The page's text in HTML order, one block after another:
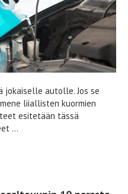
jokaiselle autolle. Jos se
liiallisten kuormien
esitetään tässä
...